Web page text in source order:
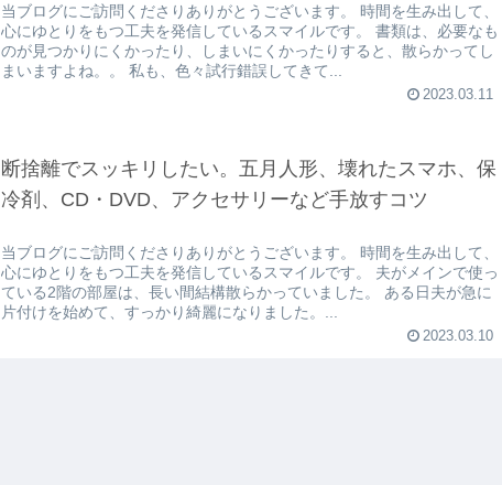
当ブログにご訪問くださりありがとうございます。 時間を生み出して、
心にゆとりをもつ工夫を発信しているスマイルです。 書類は、必要なも
のが見つかりにくかったり、しまいにくかったりすると、散らかってし
まいますよね。。 私も、色々試行錯誤してきて...
2023.03.11
断捨離でスッキリしたい。五月人形、壊れたスマホ、保
冷剤、CD・DVD、アクセサリーなど手放すコツ
当ブログにご訪問くださりありがとうございます。 時間を生み出して、
心にゆとりをもつ工夫を発信しているスマイルです。 夫がメインで使っ
ている2階の部屋は、長い間結構散らかっていました。 ある日夫が急に
片付けを始めて、すっかり綺麗になりました。...
2023.03.10